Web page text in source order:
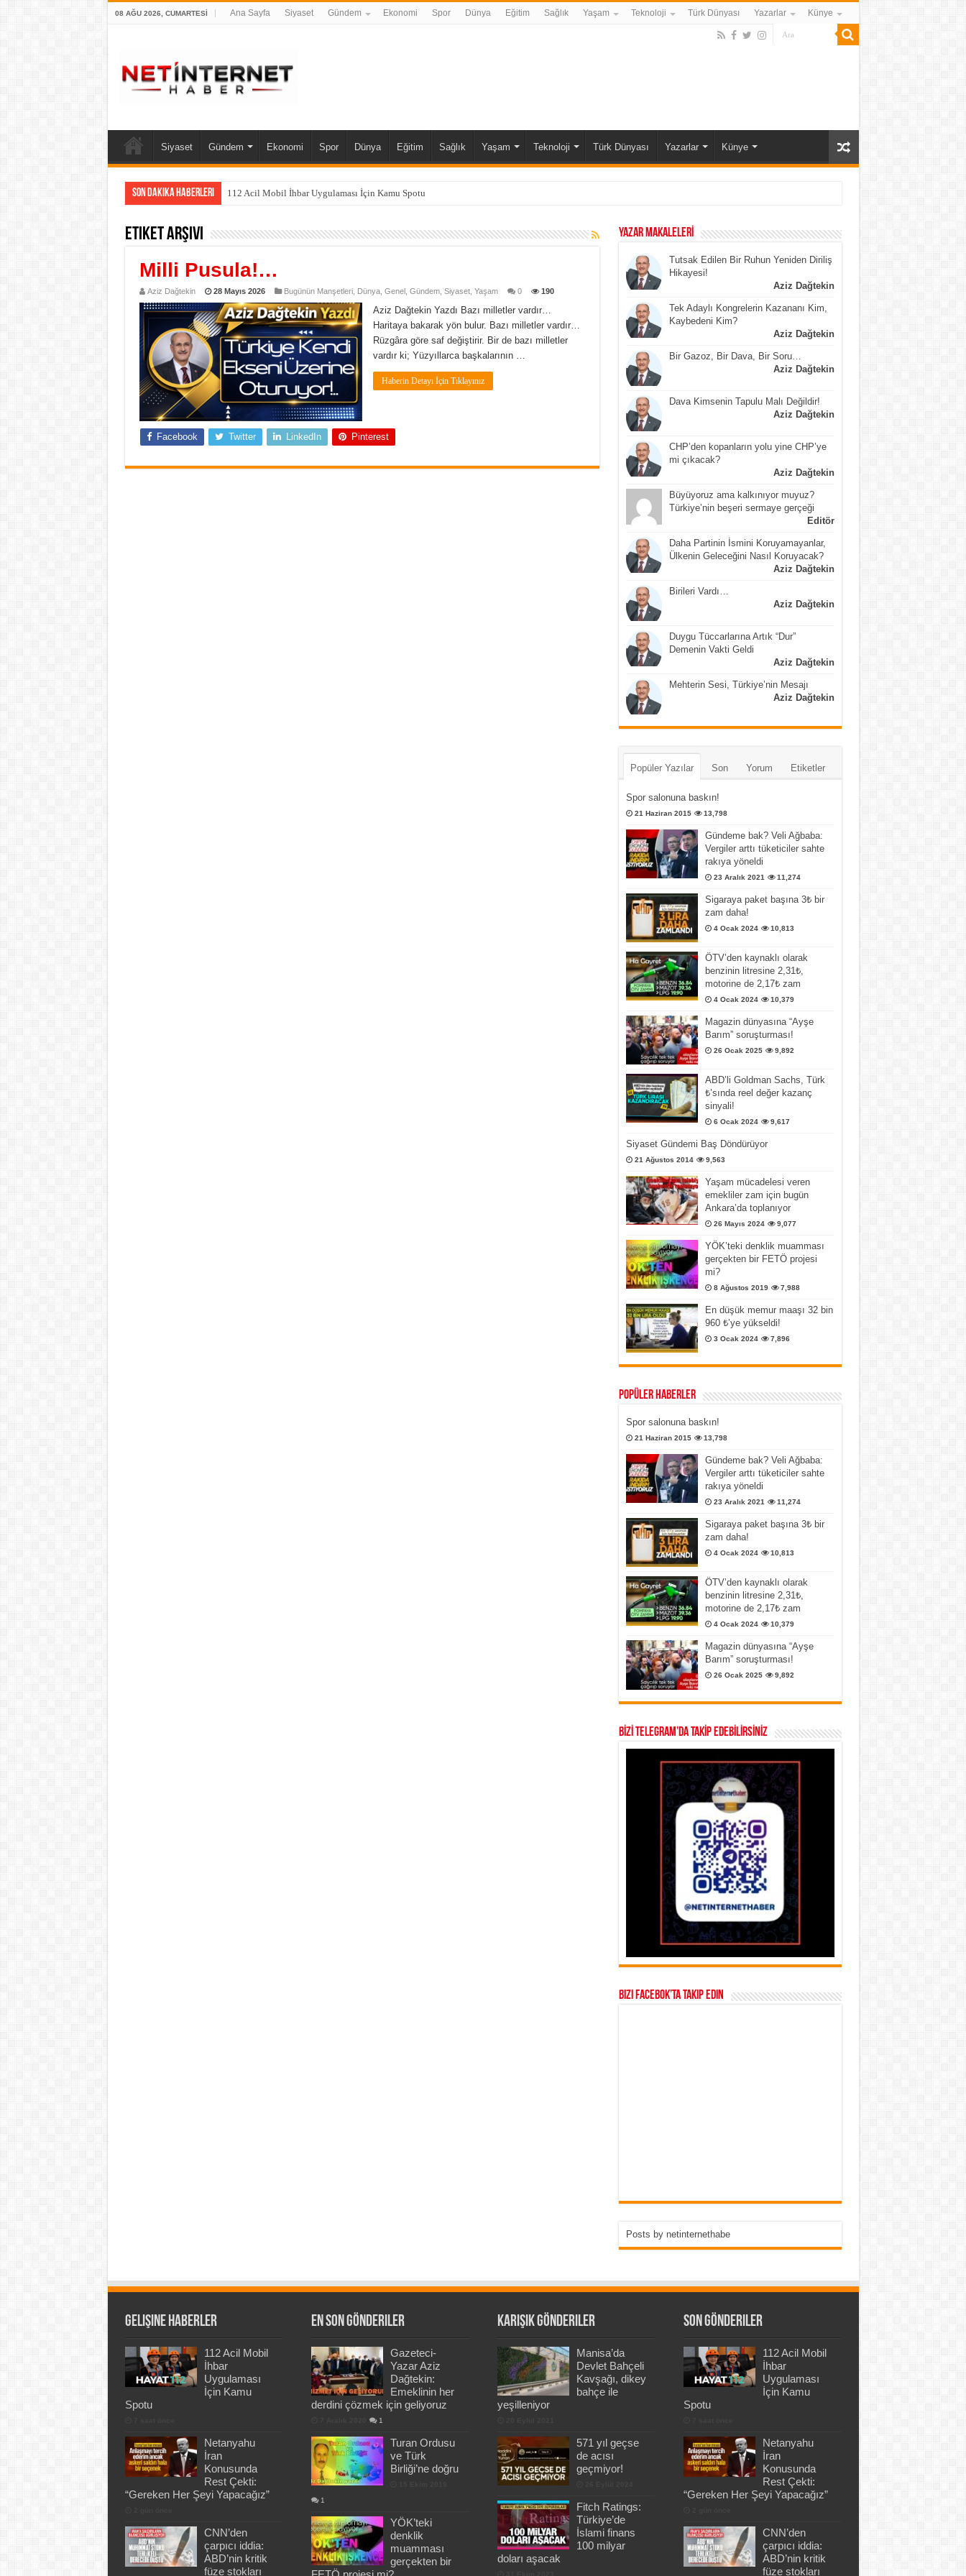
08 AĞU 2026, CUMARTESI Ana Sayfa Siyaset Gündem Ekonomi Spor Dünya Eğitim Sağlık Yaşam Teknoloji Türk Dünyası Yazarlar Künye
Siyaset Gündem Ekonomi Spor Dünya Eğitim Sağlık Yaşam Teknoloji Türk Dünyası Yazarlar Künye
Son Dakika Haberleri 112 Acil Mobil İhbar Uygulaması İçin Kamu Spotu
Etiket Arşivi
Milli Pusula!…
Aziz Dağtekin 28 Mayıs 2026 Bugünün Manşetleri, Dünya, Genel, Gündem, Siyaset, Yaşam 0 190
Aziz Dağtekin Yazdı Bazı milletler vardır…
Haritaya bakarak yön bulur. Bazı milletler vardır…
Rüzgâra göre saf değiştirir. Bir de bazı milletler
vardır ki; Yüzyıllarca başkalarının …
Haberin Detayı İçin Tıklayınız
Facebook Twitter LinkedIn Pinterest
YAZAR MAKALELERİ
Tutsak Edilen Bir Ruhun Yeniden Diriliş
Hikayesi!
Aziz Dağtekin
Tek Adaylı Kongrelerin Kazananı Kim,
Kaybedeni Kim?
Aziz Dağtekin
Bir Gazoz, Bir Dava, Bir Soru…
Aziz Dağtekin
Dava Kimsenin Tapulu Malı Değildir!
Aziz Dağtekin
CHP’den kopanların yolu yine CHP’ye
mi çıkacak?
Aziz Dağtekin
Büyüyoruz ama kalkınıyor muyuz?
Türkiye’nin beşeri sermaye gerçeği
Editör
Daha Partinin İsmini Koruyamayanlar,
Ülkenin Geleceğini Nasıl Koruyacak?
Aziz Dağtekin
Birileri Vardı…
Aziz Dağtekin
Duygu Tüccarlarına Artık “Dur”
Demenin Vakti Geldi
Aziz Dağtekin
Mehterin Sesi, Türkiye’nin Mesajı
Aziz Dağtekin
Popüler Yazılar Son Yorum Etiketler
Spor salonuna baskın!
21 Haziran 2015 13,798
Gündeme bak? Veli Ağbaba:
Vergiler arttı tüketiciler sahte
rakıya yöneldi
23 Aralık 2021 11,274
Sigaraya paket başına 3₺ bir
zam daha!
4 Ocak 2024 10,813
ÖTV’den kaynaklı olarak
benzinin litresine 2,31₺,
motorine de 2,17₺ zam
4 Ocak 2024 10,379
Magazin dünyasına “Ayşe
Barım” soruşturması!
26 Ocak 2025 9,892
ABD’li Goldman Sachs, Türk
₺’sında reel değer kazanç
sinyali!
6 Ocak 2024 9,617
Siyaset Gündemi Baş Döndürüyor
21 Ağustos 2014 9,563
Yaşam mücadelesi veren
emekliler zam için bugün
Ankara’da toplanıyor
26 Mayıs 2024 9,077
YÖK’teki denklik muamması
gerçekten bir FETÖ projesi
mi?
8 Ağustos 2019 7,988
En düşük memur maaşı 32 bin
960 ₺’ye yükseldi!
3 Ocak 2024 7,896
Popüler Haberler
Spor salonuna baskın!
21 Haziran 2015 13,798
Gündeme bak? Veli Ağbaba:
Vergiler arttı tüketiciler sahte
rakıya yöneldi
23 Aralık 2021 11,274
Sigaraya paket başına 3₺ bir
zam daha!
4 Ocak 2024 10,813
ÖTV’den kaynaklı olarak
benzinin litresine 2,31₺,
motorine de 2,17₺ zam
4 Ocak 2024 10,379
Magazin dünyasına “Ayşe
Barım” soruşturması!
26 Ocak 2025 9,892
BİZİ TELEGRAM’DA TAKİP EDEBİLİRSİNİZ
Bizi Facebok’ta takip edin
Posts by netinternethabe
Gelişine Haberler
112 Acil Mobil
İhbar
Uygulaması
İçin Kamu
Spotu
Netanyahu
İran
Konusunda
Rest Çekti:
“Gereken Her Şeyi Yapacağız”
CNN’den
çarpıcı iddia:
ABD’nin kritik
füze stokları
En Son Gönderiler
Gazeteci-
Yazar Aziz
Dağtekin:
Emeklinin her
derdini çözmek için geliyoruz
1
Turan Ordusu
ve Türk
Birliği’ne doğru
1
YÖK’teki
denklik
muamması
gerçekten bir
Karışık Gönderiler
Manisa’da
Devlet Bahçeli
Kavşağı, dikey
bahçe ile
yeşilleniyor
571 yıl geçse
de acısı
geçmiyor!
Fitch Ratings:
Türkiye’de
İslami finans
100 milyar
doları aşacak
Son Gönderiler
112 Acil Mobil
İhbar
Uygulaması
İçin Kamu
Spotu
Netanyahu
İran
Konusunda
Rest Çekti:
“Gereken Her Şeyi Yapacağız”
CNN’den
çarpıcı iddia:
ABD’nin kritik
füze stokları